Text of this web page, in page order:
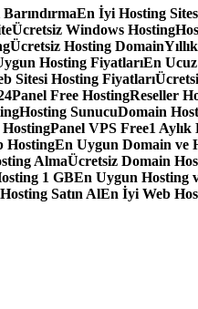
En İyi Hosting
Ücretsiz Windows Hosting
Ücretsiz Hosting Domain
Hosting FiyatlarıEn
Sitesi Hosting Fiyatları
Panel Free HostingReseller
Hosting SunucuDomain
HostingPanel VPS Free1 Aylık
HostingEn Uygun Domain ve
AlmaÜcretsiz Domain
1 GBEn Uygun Hosting
Satın AlEn İyi Web